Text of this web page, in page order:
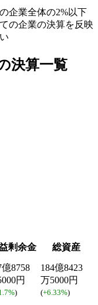
企業全体の2%以下
の企業の決算を反映
決算一覧
剰余金
総資産
億8758
円
)
184億8423
万5000円
(+6.33%)